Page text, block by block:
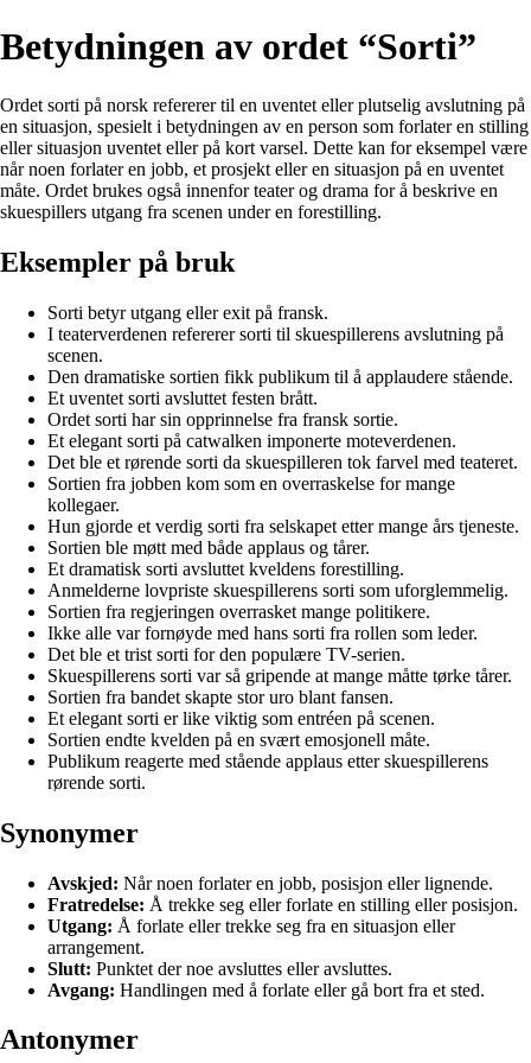
Betydningen av ordet “Sorti”
Ordet sorti på norsk refererer til en uventet eller plutselig avslutning på
en situasjon, spesielt i betydningen av en person som forlater en stilling
eller situasjon uventet eller på kort varsel. Dette kan for eksempel være
når noen forlater en jobb, et prosjekt eller en situasjon på en uventet
måte. Ordet brukes også innenfor teater og drama for å beskrive en
skuespillers utgang fra scenen under en forestilling.
Eksempler på bruk
Sorti betyr utgang eller exit på fransk.
I teaterverdenen refererer sorti til skuespillerens avslutning på
scenen.
Den dramatiske sortien fikk publikum til å applaudere stående.
Et uventet sorti avsluttet festen brått.
Ordet sorti har sin opprinnelse fra fransk sortie.
Et elegant sorti på catwalken imponerte moteverdenen.
Det ble et rørende sorti da skuespilleren tok farvel med teateret.
Sortien fra jobben kom som en overraskelse for mange
kollegaer.
Hun gjorde et verdig sorti fra selskapet etter mange års tjeneste.
Sortien ble møtt med både applaus og tårer.
Et dramatisk sorti avsluttet kveldens forestilling.
Anmelderne lovpriste skuespillerens sorti som uforglemmelig.
Sortien fra regjeringen overrasket mange politikere.
Ikke alle var fornøyde med hans sorti fra rollen som leder.
Det ble et trist sorti for den populære TV-serien.
Skuespillerens sorti var så gripende at mange måtte tørke tårer.
Sortien fra bandet skapte stor uro blant fansen.
Et elegant sorti er like viktig som entréen på scenen.
Sortien endte kvelden på en svært emosjonell måte.
Publikum reagerte med stående applaus etter skuespillerens
rørende sorti.
Synonymer
Avskjed: Når noen forlater en jobb, posisjon eller lignende.
Fratredelse: Å trekke seg eller forlate en stilling eller posisjon.
Utgang: Å forlate eller trekke seg fra en situasjon eller
arrangement.
Slutt: Punktet der noe avsluttes eller avsluttes.
Avgang: Handlingen med å forlate eller gå bort fra et sted.
Antonymer